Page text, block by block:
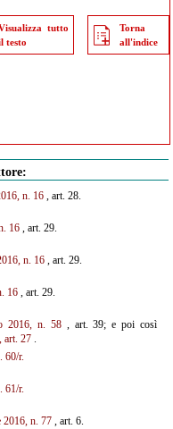
tutto
testo
Torna
all'indice
n. 16, art. 28.
16, art. 29.
n. 16, art. 29.
16, art. 29.
2016, n. 58, art. 39; e poi così
art. 27.
60/r.
61/r.
2016, n. 77, art. 6.